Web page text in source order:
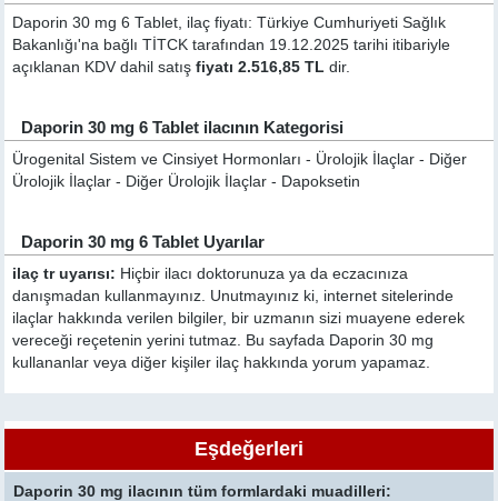
Daporin 30 mg 6 Tablet, ilaç fiyatı: Türkiye Cumhuriyeti Sağlık
Bakanlığı'na bağlı TİTCK tarafından 19.12.2025 tarihi itibariyle
açıklanan KDV dahil satışfiyatı 2.516,85 TL dir.
Daporin 30 mg 6 Tablet ilacının Kategorisi
Ürogenital Sistem ve Cinsiyet Hormonları - Ürolojik İlaçlar - Diğer
Ürolojik İlaçlar - Diğer Ürolojik İlaçlar - Dapoksetin
Daporin 30 mg 6 Tablet Uyarılar
ilaç tr uyarısı: Hiçbir ilacı doktorunuza ya da eczacınıza
danışmadan kullanmayınız. Unutmayınız ki, internet sitelerinde
ilaçlar hakkında verilen bilgiler, bir uzmanın sizi muayene ederek
vereceği reçetenin yerini tutmaz. Bu sayfada Daporin 30 mg
kullananlar veya diğer kişiler ilaç hakkında yorum yapamaz.
Eşdeğerleri
Daporin 30 mg ilacının tüm formlardaki muadilleri: